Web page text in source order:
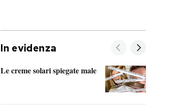
In evidenza
Le creme solari spiegate male